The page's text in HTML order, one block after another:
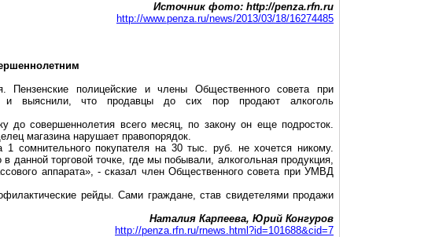
Источник фото: http://penza.rfn.ru
http://www.penza.ru/news/2013/03/18/16274485
Пензенские полицейские и члены Общественного совета при
и выяснили, что продавцы до сих пор продают алкоголь
до совершеннолетия всего месяц, по закону он еще подросток.
магазина нарушает правопорядок.
сомнительного покупателя на 30 тыс. руб. не хочется никому.
данной торговой точке, где мы побывали, алкогольная продукция,
аппарата», - сказал член Общественного совета при УМВД
рейды. Сами граждане, став свидетелями продажи
Наталия Карпеева, Юрий Конгуров
http://penza.rfn.ru/rnews.html?id=101688&cid=7